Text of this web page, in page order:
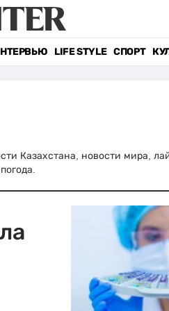
LIFE STYLE СПОРТ
Казахстана, новости мира,